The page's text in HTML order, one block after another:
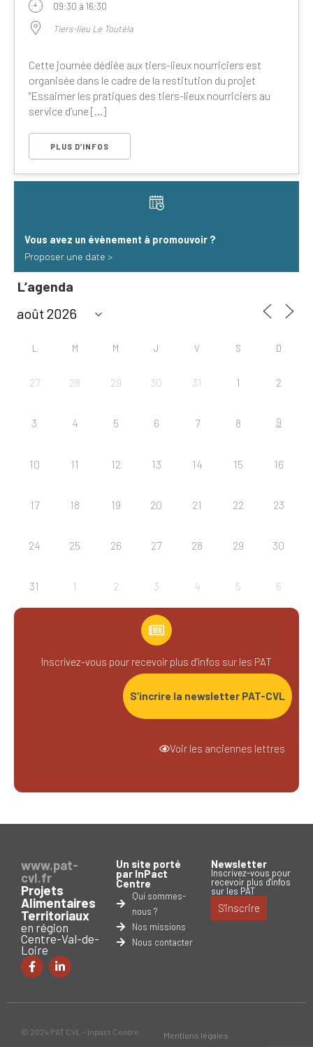
09:30 à 16:30
Tiers-lieu Le Toutéla
Cette journée dédiée aux tiers-lieux nourriciers est
organisée dans le cadre de la restitution du projet
"Essaimer les pratiques des tiers-lieux nourriciers au
service d’une [...]
PLUS D’INFOS
Vous avez un évènement à promouvoir​ ?
Proposer une date >
L’agenda
L M M J V S D
27 28 29 30 31 1 2
3 4 5 6 7 8 9
10 11 12 13 14 15 16
17 18 19 20 21 22 23
24 25 26 27 28 29 30
31 1 2 3 4 5 6
Inscrivez-vous pour recevoir plus d’infos sur les PAT
S’incrire la newsletter PAT-CVL
Voir les anciennes lettres
www.pat-
cvl.fr
Projets
Alimentaires
Territoriaux
en région
Centre-Val-de-
Loire
Un site porté
par InPact
Centre
Qui sommes-
nous ?
Nos missions
Nous contacter
Newsletter
Inscrivez-vous pour
recevoir plus d'infos
sur les PAT
S'inscrire
© 2024 PAT CVL - Inpact Centre
Mentions légales